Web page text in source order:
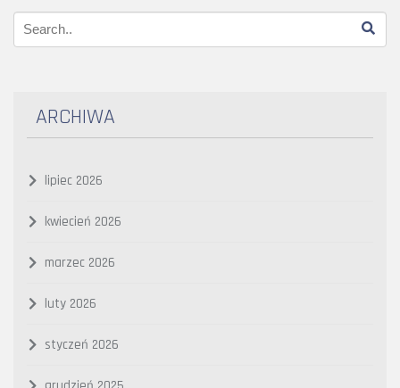
ARCHIWA
lipiec 2026
kwiecień 2026
marzec 2026
luty 2026
styczeń 2026